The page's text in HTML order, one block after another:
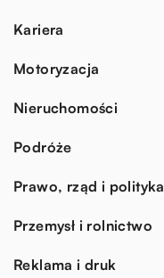
Kariera
Motoryzacja
Nieruchomości
Podróże
Prawo, rząd i polityka
Przemysł i rolnictwo
Reklama i druk